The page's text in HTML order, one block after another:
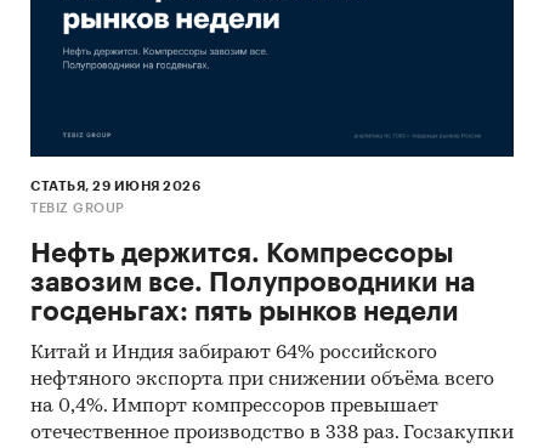
СТАТЬЯ, 29 ИЮНЯ 2026
TEBIZ GROUP
Нефть держится. Компрессоры
завозим все. Полупроводники на
госденьгах: пять рынков недели
Китай и Индия забирают 64% российского
нефтяного экспорта при снижении объёма всего
на 0,4%. Импорт компрессоров превышает
отечественное производство в 338 раз. Госзакупки